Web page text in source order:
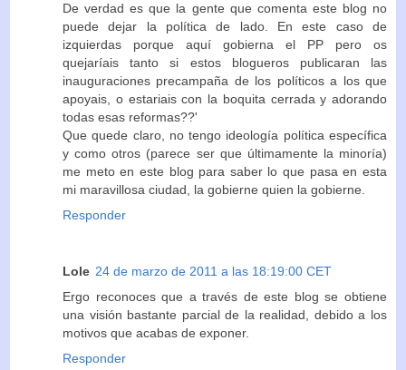
De verdad es que la gente que comenta este blog no
puede dejar la política de lado. En este caso de
izquierdas porque aquí gobierna el PP pero os
quejaríais tanto si estos blogueros publicaran las
inauguraciones precampaña de los políticos a los que
apoyais, o estariais con la boquita cerrada y adorando
todas esas reformas??'
Que quede claro, no tengo ideología política específica
y como otros (parece ser que últimamente la minoría)
me meto en este blog para saber lo que pasa en esta
mi maravillosa ciudad, la gobierne quien la gobierne.
Responder
Lole 24 de marzo de 2011 a las 18:19:00 CET
Ergo reconoces que a través de este blog se obtiene
una visión bastante parcial de la realidad, debido a los
motivos que acabas de exponer.
Responder